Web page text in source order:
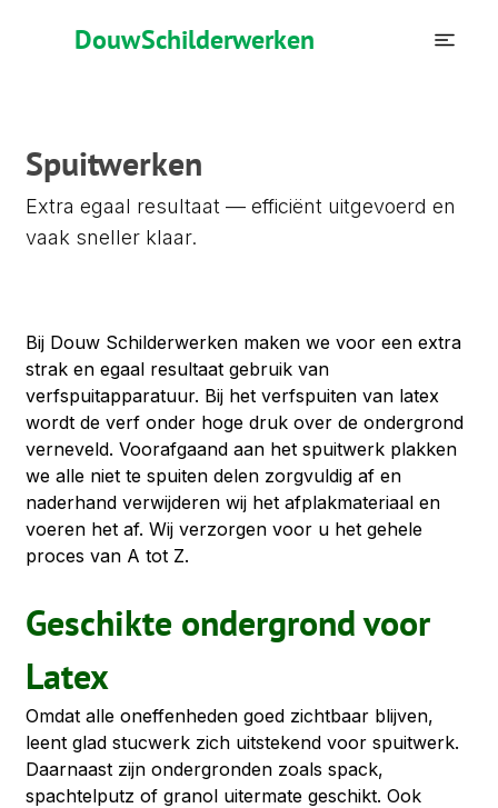
DouwSchilderwerken
Spuitwerken
Extra egaal resultaat — efficiënt uitgevoerd en
vaak sneller klaar.
Bij Douw Schilderwerken maken we voor een extra
strak en egaal resultaat gebruik van
verfspuitapparatuur. Bij het verfspuiten van latex
wordt de verf onder hoge druk over de ondergrond
verneveld. Voorafgaand aan het spuitwerk plakken
we alle niet te spuiten delen zorgvuldig af en
naderhand verwijderen wij het afplakmateriaal en
voeren het af. Wij verzorgen voor u het gehele
proces van A tot Z.
Geschikte ondergrond voor
Latex
Omdat alle oneffenheden goed zichtbaar blijven,
leent glad stucwerk zich uitstekend voor spuitwerk.
Daarnaast zijn ondergronden zoals spack,
spachtelputz of granol uitermate geschikt. Ook